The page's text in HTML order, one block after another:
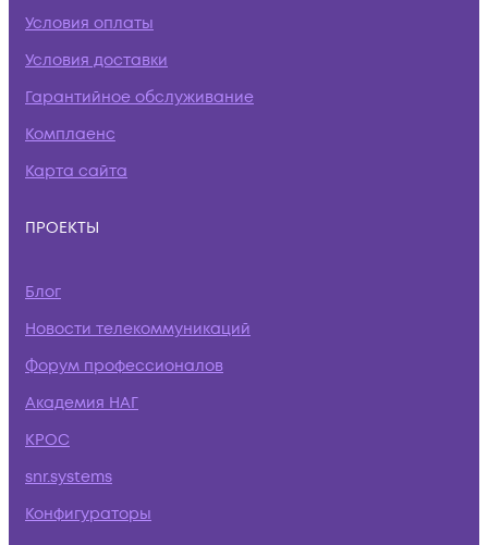
Условия оплаты
Условия доставки
Гарантийное обслуживание
Комплаенс
Карта сайта
ПРОЕКТЫ
Блог
Новости телекоммуникаций
Форум профессионалов
Академия НАГ
КРОС
snr.systems
Конфигураторы